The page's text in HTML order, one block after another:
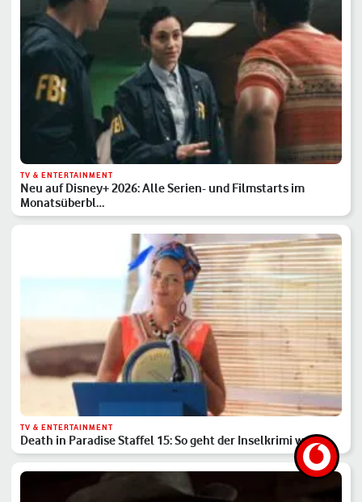
TV & ENTERTAINMENT
Neu auf Disney+ 2026: Alle Serien- und Filmstarts im
Monatsüberbl…
TV & ENTERTAINMENT
Death in Paradise Staffel 15: So geht der Inselkrimi weiter